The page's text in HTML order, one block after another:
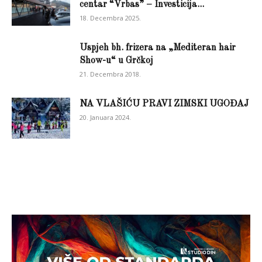
centar “Vrbas” – Investicija...
18. Decembra 2025.
Uspjeh bh. frizera na „Mediteran hair
Show-u“ u Grčkoj
21. Decembra 2018.
NA VLAŠIĆU PRAVI ZIMSKI UGOĐAJ
20. Januara 2024.